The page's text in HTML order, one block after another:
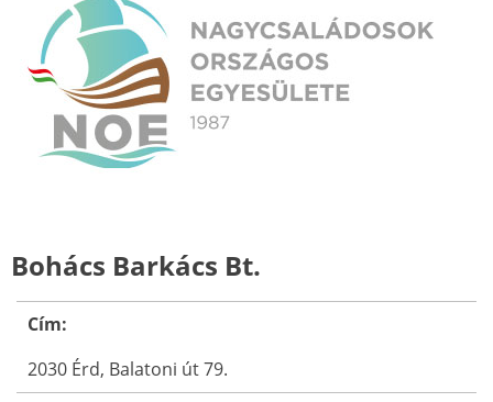
Bohács Barkács Bt.
Cím:
2030 Érd, Balatoni út 79.